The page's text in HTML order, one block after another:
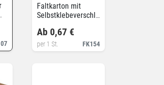
Faltkarton mit
Selbstklebeverschluss
Automatikboden
FK154
Ab 0,67 €
per 1 St.